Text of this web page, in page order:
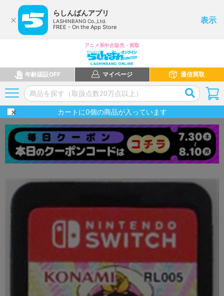
らしんばんアプリ
LASHINBANG Co.,Ltd.
FREE - On the App Store
表示
アニメ系中古販売・買取
年齢認証OFF マイページ 通信買取
カートに0個の商品が入っています